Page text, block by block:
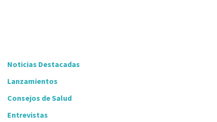
Noticias Destacadas
Lanzamientos
Consejos de Salud
Entrevistas